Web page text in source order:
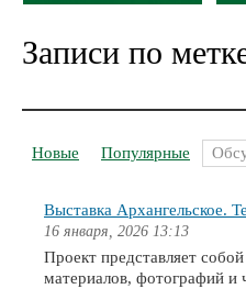
Записи по
Новые Популярные
Выставка Архангельское.
16 января, 2026 13:13
Проект представляет
материалов, фотографий